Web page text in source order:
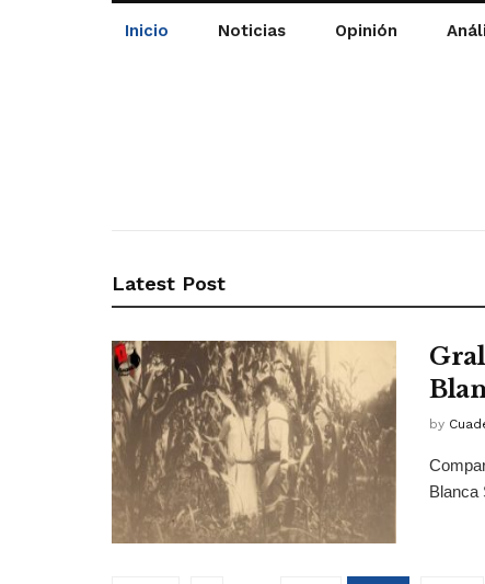
Inicio Noticias Opinión
Latest Post
by
Blanca